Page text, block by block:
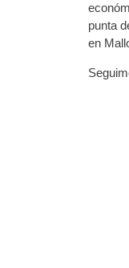
punta
en